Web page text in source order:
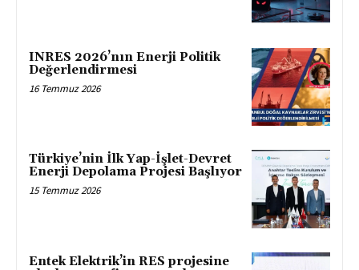
INRES 2026’nın Enerji Politik
Değerlendirmesi
16 Temmuz 2026
Türkiye’nin İlk Yap-İşlet-Devret
Enerji Depolama Projesi Başlıyor
15 Temmuz 2026
Entek Elektrik’in RES projesine